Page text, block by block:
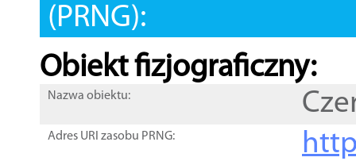
(PRNG):
Obiekt fizjograficzny:
Nazwa obiektu:
Adres URI zasobu PRNG: